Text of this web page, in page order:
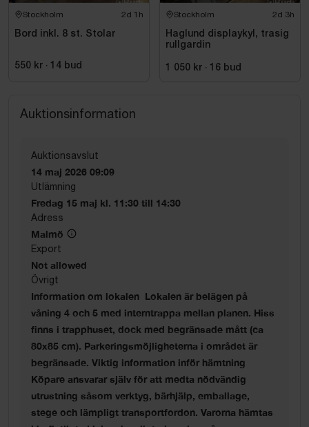
Stockholm 2d 1h
Bord inkl. 8 st. Stolar
550 kr · 14 bud
Stockholm 2d 3h
Haglund displaykyl, trasig
rullgardin
1 050 kr · 16 bud
Auktionsinformation
Auktionsavslut
14 maj 2026 09:09
Utlämning
Fredag 15 maj kl. 11:30 till 14:30
Adress
Malmö
Export
Not allowed
Övrigt
Information om lokalen Lokalen är belägen på
våning 4 och 5 med interntrappa mellan planen. Hiss
finns i trapphuset, dock med begränsade mått (ca
80x85 cm). Parkeringsmöjligheterna i området är
begränsade. Viktig information inför hämtning
Köpare ansvarar själv för att medta nödvändig
utrustning såsom verktyg, bärhjälp, emballage,
stege och lämpligt transportfordon. Varorna hämtas